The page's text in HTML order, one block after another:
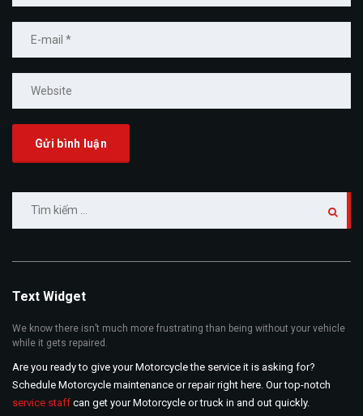
kiếm
Text Widget
We know there isn’t much more frustrating than being without your vehicle
while it gets repaired.
Are you ready to give your Motorcycle the service it is asking for?
Schedule Motorcycle maintenance or repair right here. Our top-notch
service staff can get your Motorcycle or truck in and out quickly.